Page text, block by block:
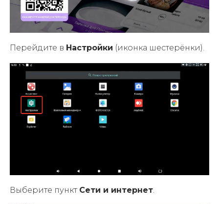
Перейдите в Настройки (иконка шестерёнки).
Выберите пункт Сети и интернет.